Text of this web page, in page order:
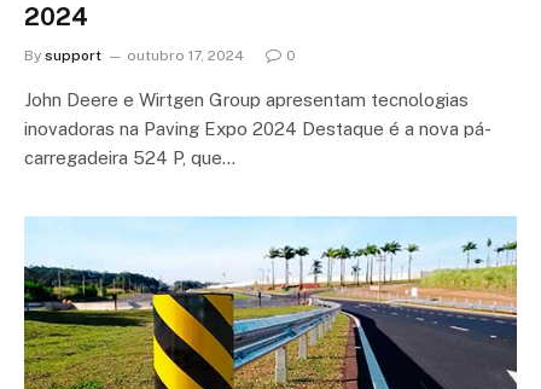
2024
By support outubro 17, 2024 0
John Deere e Wirtgen Group apresentam tecnologias
inovadoras na Paving Expo 2024 Destaque é a nova pá-
carregadeira 524 P, que…